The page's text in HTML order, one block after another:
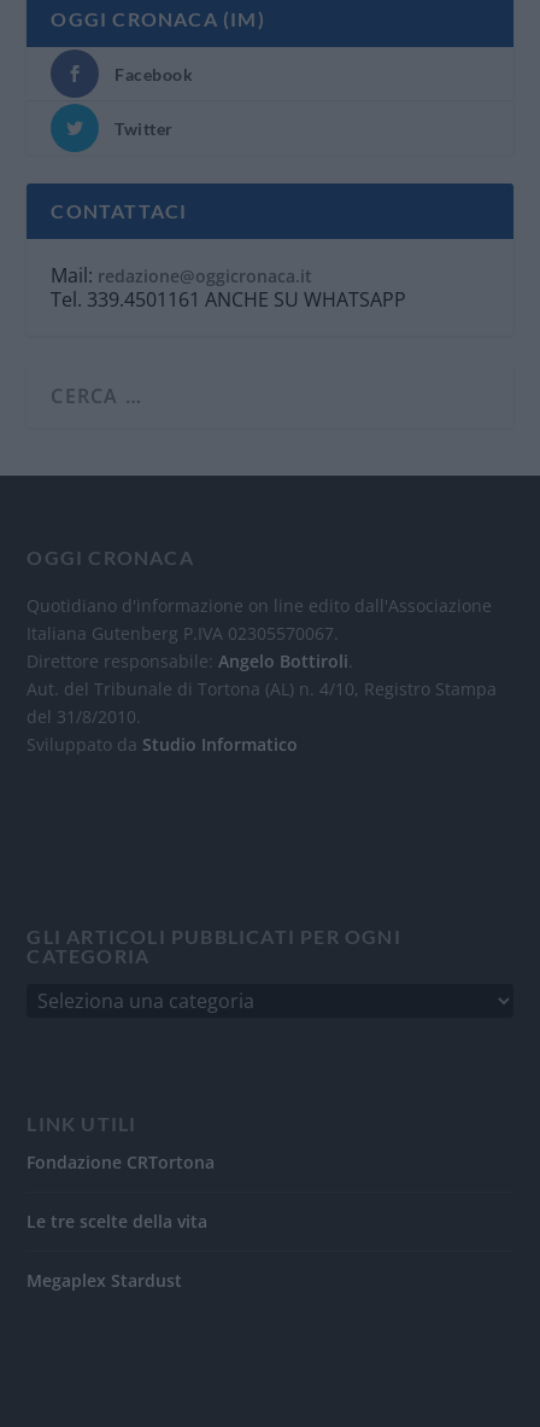
OGGI CRONACA (IM)
Facebook
Twitter
CONTATTACI
Mail: redazione@oggicronaca.it
Tel. 339.4501161 ANCHE SU WHATSAPP
OGGI CRONACA
Quotidiano d'informazione on line edito dall'Associazione
Italiana Gutenberg P.IVA 02305570067.
Direttore responsabile:Angelo Bottiroli
Aut. del Tribunale di Tortona (AL) n. 4/10, Registro Stampa
del 31/8/2010.
Sviluppato da Studio Informatico
GLI ARTICOLI PUBBLICATI PER OGNI
CATEGORIA
LINK UTILI
Fondazione CRTortona
Le tre scelte della vita
Megaplex Stardust